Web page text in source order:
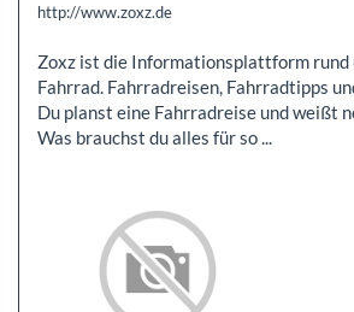
http://www.zoxz.de
Zoxz ist die Informationsplattform rund
Fahrrad. Fahrradreisen, Fahrradtipps
Du planst eine Fahrradreise und weißt
Was brauchst du alles für so ...